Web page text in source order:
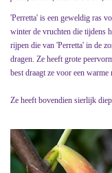
'Perretta' is een geweldig ras
winter de vruchten die tijdens
rijpen die van 'Perretta' in de
dragen. Ze heeft grote
best draagt ze voor een
Ze heeft bovendien sierlijk